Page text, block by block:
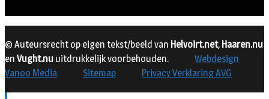
© Auteursrecht op eigen tekst/beeld van Helvoirt.net, Haaren.nu
en Vught.nu uitdrukkelijk voorbehouden.
Webdesign
Vanoo Media
Sitemap Privacy Verklaring AVG